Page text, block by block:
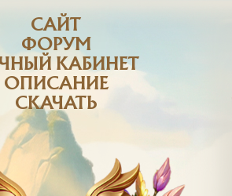
САЙТ
ФОРУМ
КАБИНЕТ
ОПИСАНИЕ
СКАЧАТЬ